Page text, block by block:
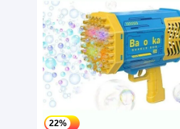
22%